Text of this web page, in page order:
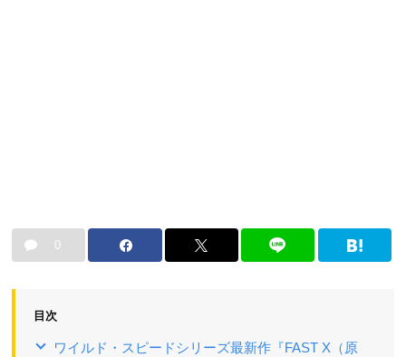
0
目次
ワイルド・スピードシリーズ最新作『FAST X（原